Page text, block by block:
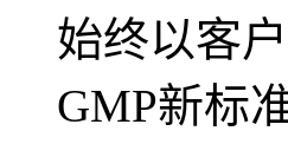
始终以客
GMP新标